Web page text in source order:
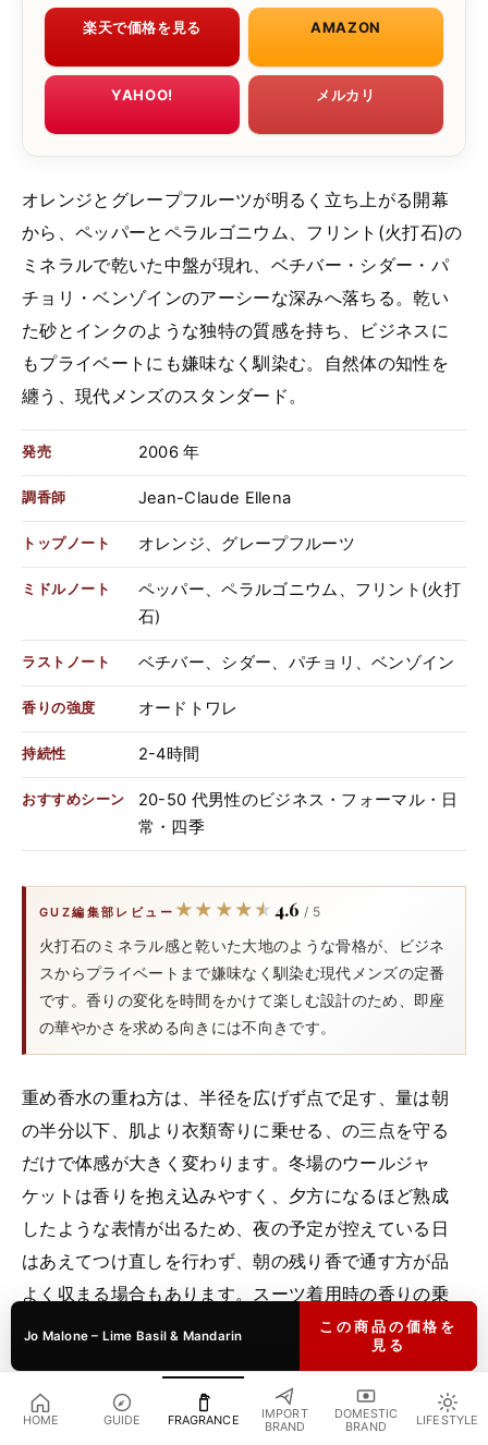
楽天で価格を見る AMAZON
YAHOO! メルカリ
オレンジとグレープフルーツが明るく立ち上がる開幕
から、ペッパーとペラルゴニウム、フリント(火打石)の
ミネラルで乾いた中盤が現れ、ベチバー・シダー・パ
チョリ・ベンゾインのアーシーな深みへ落ちる。乾い
た砂とインクのような独特の質感を持ち、ビジネスに
もプライベートにも嫌味なく馴染む。自然体の知性を
纏う、現代メンズのスタンダード。
発売 2006 年
調香師 Jean-Claude Ellena
トップノート オレンジ、グレープフルーツ
ミドルノート
ペッパー、ペラルゴニウム、フリント(火打
石)
ラストノート ベチバー、シダー、パチョリ、ベンゾイン
香りの強度 オードトワレ
持続性 2-4時間
おすすめシーン
20-50 代男性のビジネス・フォーマル・日
常・四季
GUZ編集部レビュー ★★★★★
★★★★★ 4.6 / 5
火打石のミネラル感と乾いた大地のような骨格が、ビジネ
スからプライベートまで嫌味なく馴染む現代メンズの定番
です。香りの変化を時間をかけて楽しむ設計のため、即座
の華やかさを求める向きには不向きです。
重め香水の重ね方は、半径を広げず点で足す、量は朝
の半分以下、肌より衣類寄りに乗せる、の三点を守る
だけで体感が大きく変わります。冬場のウールジャ
ケットは香りを抱え込みやすく、夕方になるほど熟成
したような表情が出るため、夜の予定が控えている日
はあえてつけ直しを行わず、朝の残り香で通す方が品
よく収まる場合もあります。スーツ着用時の香りの乗
せ方は
スーツと香水のガイド に詳細を寄せています。
つけ直しの場所 — 手首・うなじ・胸元、ト
Jo Malone – Lime Basil & Mandarin
この商品の価格を
見る
HOME GUIDE FRAGRANCE
IMPORT
BRAND
DOMESTIC
BRAND
LIFESTYLE